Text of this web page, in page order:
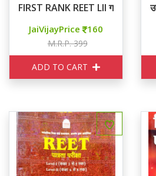
FIRST RANK REET LII गणित विज्ञान
JaiVijayPrice 160
M.R.P. 399
ADD TO CART